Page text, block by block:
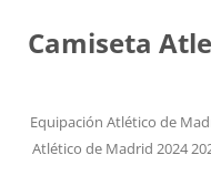
Camiseta
Equipación Atlético de
Atlético de Madrid 2024